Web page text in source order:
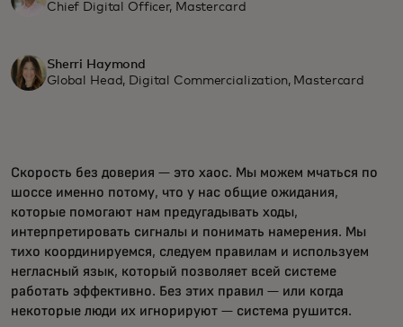
Chief Digital Officer, Mastercard
Sherri Haymond
Global Head, Digital Commercialization, Mastercard
Скорость без доверия — это хаос. Мы можем мчаться по
шоссе именно потому, что у нас общие ожидания,
которые помогают нам предугадывать ходы,
интерпретировать сигналы и понимать намерения. Мы
тихо координируемся, следуем правилам и используем
негласный язык, который позволяет всей системе
работать эффективно. Без этих правил — или когда
некоторые люди их игнорируют — система рушится.